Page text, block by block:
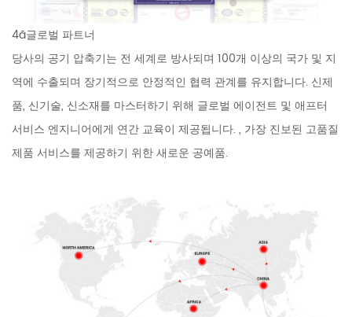
4ã글로벌 파트너
당사의 공기 압축기는 전 세계로 방사되며 100개 이상의 국가 및 지
역에 수출되며 장기적으로 안정적인 협력 관계를 유지합니다. 신제
품, 신기술, 신소재를 마스터하기 위해 글로벌 에이전트 및 애프터
서비스 엔지니어에게 연간 교육이 제공됩니다. , 가장 진보된 고품질
제품 서비스를 제공하기 위한 새로운 공예품.